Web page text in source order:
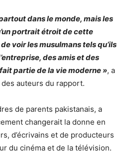
dans le monde, mais les
portrait étroit de cette
voir les musulmans tels qu’ils
des amis et des
partie de la vie moderne », a
auteurs du rapport.
de parents pakistanais, a
changerait la donne en
d’écrivains et de producteurs
du cinéma et de la télévision.